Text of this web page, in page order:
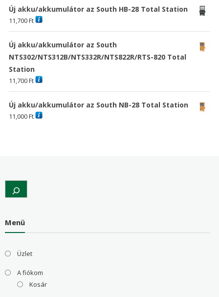
Új akku/akkumulátor az South HB-28 Total Station
11,700Ft
Új akku/akkumulátor az South
NTS302/NTS312B/NTS332R/NTS822R/RTS-820 Total
Station
11,700Ft
Új akku/akkumulátor az South NB-28 Total Station
11,000Ft
Search
Menü
Üzlet
A fiókom
Kosár